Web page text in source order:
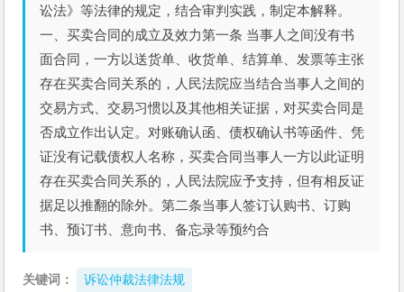
讼法》等法律的规定，结合审判实践，制定本解释。
一、买卖合同的成立及效力第一条 当事人之间没有书
面合同，一方以送货单、收货单、结算单、发票等主张
存在买卖合同关系的，人民法院应当结合当事人之间的
交易方式、交易习惯以及其他相关证据，对买卖合同是
否成立作出认定。对账确认函、债权确认书等函件、凭
证没有记载债权人名称，买卖合同当事人一方以此证明
存在买卖合同关系的，人民法院应予支持，但有相反证
据足以推翻的除外。第二条当事人签订认购书、订购
书、预订书、意向书、备忘录等预约合
关键词： 诉讼仲裁法律法规